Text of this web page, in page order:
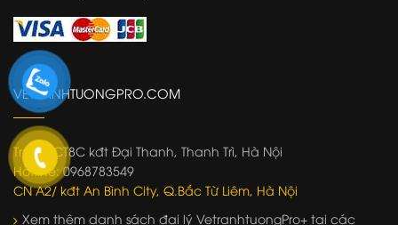
VETRANHTUONGPRO.COM
Trụ sở: CT8C kđt Đại Thanh, Thanh Trì, Hà Nội
Hotline:0968783549
CN A2/ kđt An Bình City, Q.Bắc Từ Liêm, Hà Nội
Xem thêm danh sách đại lý VetranhtuongPro+ tại các